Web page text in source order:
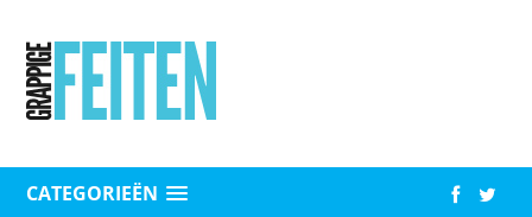
CATEGORIEËN